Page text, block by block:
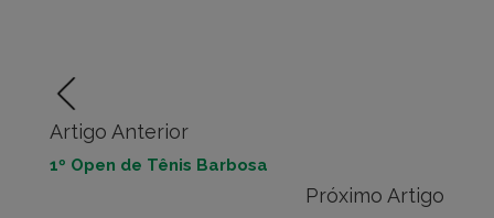
Artigo Anterior
1º Open de Tênis Barbosa
Próximo Artigo